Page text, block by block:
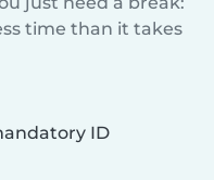
time than it takes
ID